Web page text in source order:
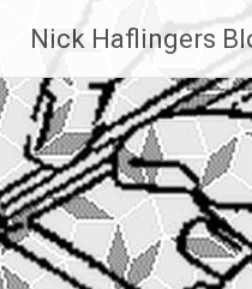
Inhalt
springen
Nick Haflingers